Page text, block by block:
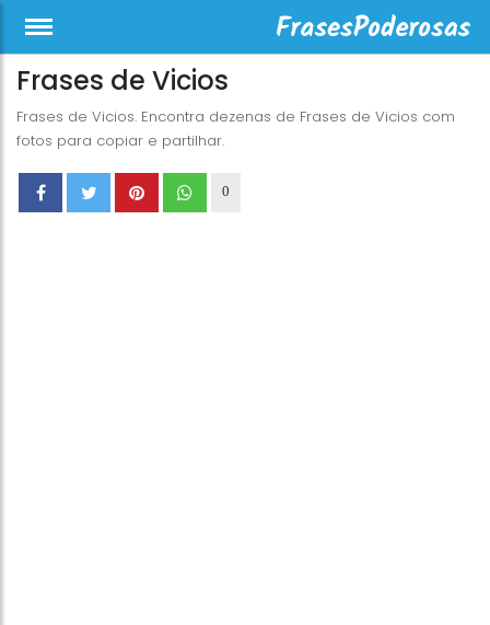
Frases de Vicios
Frases de Vicios. Encontra dezenas de Frases de Vicios com
fotos para copiar e partilhar.
0